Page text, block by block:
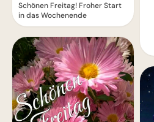
Schönen Freitag! Froher Start
in das Wochenende